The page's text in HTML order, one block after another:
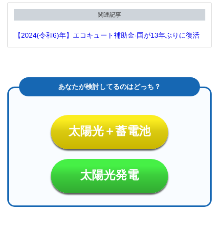
関連記事
【2024(令和6)年】エコキュート補助金-国が13年ぶりに復活
太陽光＋蓄電池
太陽光発電